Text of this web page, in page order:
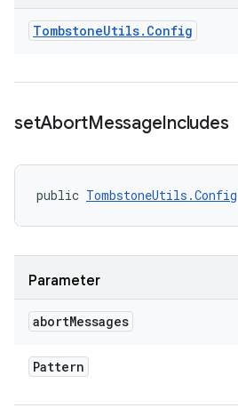
TombstoneUtils. Config
setAbortMessageIncludes
public TombstoneUtils.Config
Parameter
abortMessages
Pattern